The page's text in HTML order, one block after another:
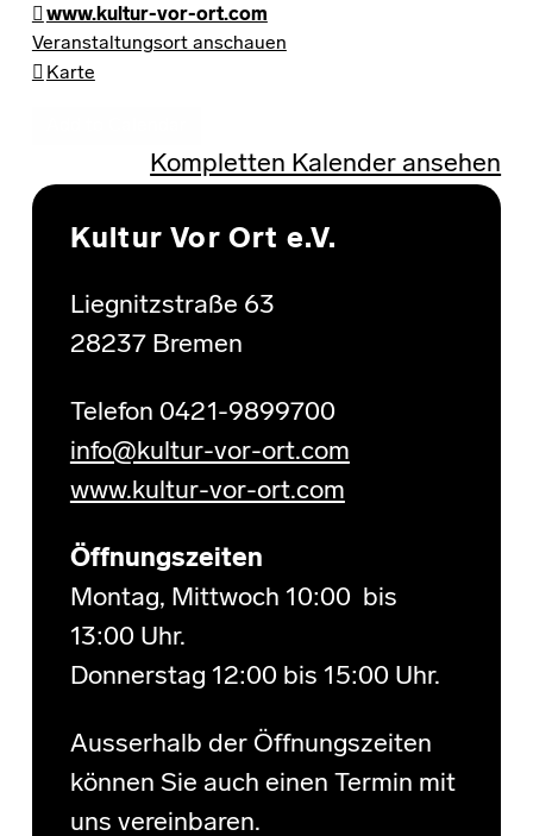
www.kultur-vor-ort.com
Veranstaltungsort anschauen
Karte
Kompletten Kalender ansehen
Skip back to main navigation
Kultur Vor Ort e.V.
Liegnitzstraße 63
28237 Bremen
Telefon 0421-9899700
info@kultur-vor-ort.com
www.kultur-vor-ort.com
Öffnungszeiten
Montag, Mittwoch 10:00 bis
13:00 Uhr.
Donnerstag 12:00 bis 15:00 Uhr.
Ausserhalb der Öffnungszeiten
können Sie auch einen Termin mit
uns vereinbaren.